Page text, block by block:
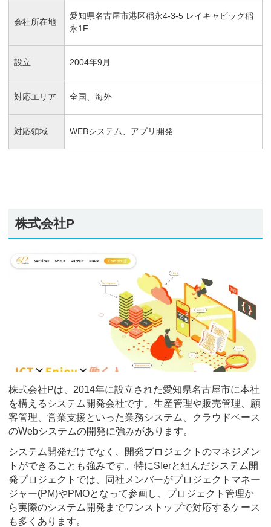
会社所在地
愛知県名古屋市港区稲永4-3-5 レイキャビック稲
永1F
設立 2004年9月
対応エリア 全国、海外
対応領域 WEBシステム、アプリ開発
株式会社P
株式会社Pは、2014年に設立された愛知県名古屋市に本社
を構えるシステム開発会社です。生産管理や販売管理、顧
客管理、営業支援といった業務システム、クラウドベース
のWebシステムの開発に強みがあります。
システム開発だけでなく、開発プロジェクトのマネジメン
トができることも強みです。特にSIerと組んだシステム開
発プロジェクトでは、同社メンバーがプロジェクトマネー
ジャー(PM)やPMOとなって参画し、プロジェクト管理か
ら実際のシステム開発までワンストップで対応するケース
も多くあります。